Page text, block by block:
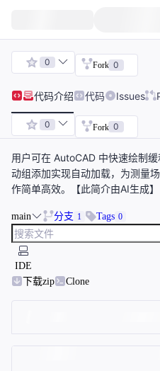
0 Fork 0
代码介绍 代码 Issues
0 Fork 0
用户可在 AutoCAD 中快速绘制
动组添加实现自动加载，为测量
作简单高效。【此简介由AI生成】
main 分支 1 Tags 0
IDE
下载zip
Clone